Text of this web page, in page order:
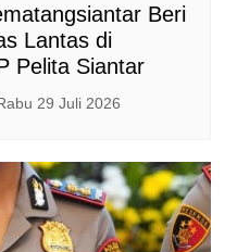
Beri
Lantas di
Pelita Siantar
29 Juli 2026